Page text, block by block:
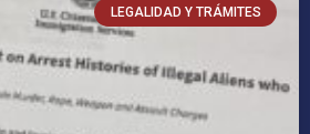
LEGALIDAD Y TRÁMITES